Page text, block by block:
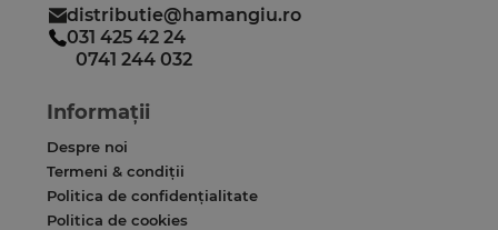
distributie@hamangiu.ro
031 425 42 24
0741 244 032
Informații
Despre noi
Termeni & condiții
Politica de confidențialitate
Politica de cookies